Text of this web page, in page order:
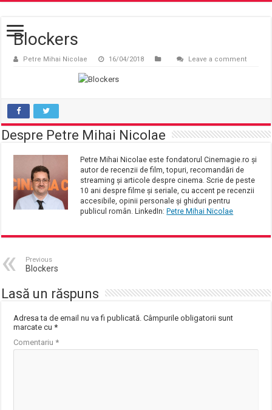
Blockers
Petre Mihai Nicolae 16/04/2018 Leave a comment
Despre Petre Mihai Nicolae
Petre Mihai Nicolae este fondatorul Cinemagie.ro și
autor de recenzii de film, topuri, recomandări de
streaming și articole despre cinema. Scrie de peste
10 ani despre filme și seriale, cu accent pe recenzii
accesibile, opinii personale și ghiduri pentru
publicul român. LinkedIn: Petre Mihai Nicolae
Previous
Blockers
Lasă un răspuns
Adresa ta de email nu va fi publicată. Câmpurile obligatorii sunt
marcate cu*
Comentariu*